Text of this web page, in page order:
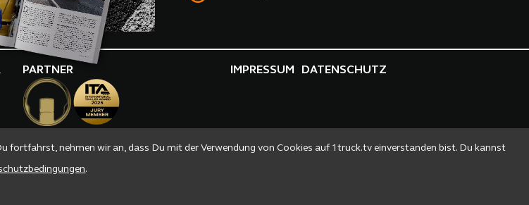
fortfahrst, nehmen wir an, dass Du mit der Verwendung von Cookies auf 1truck.tv einverstanden bist. Du kannst
.
PARTNER DATENSCHUTZ
IMPRESSUM